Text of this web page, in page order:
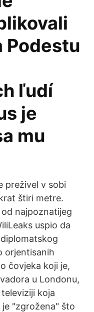
Podestu
ľudí
je
mu
preživel v sobi
štiri metre.
najpoznatijeg
uspio da
orjentisanih
čovjeka koji je,
u Londonu,
koja
je "zgrožena" što